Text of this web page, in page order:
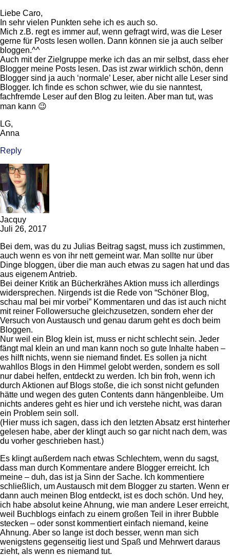
Liebe Caro,
In sehr vielen Punkten sehe ich es auch so.
Mich z.B. regt es immer auf, wenn gefragt wird, was die Leser
gerne für Posts lesen wollen. Dann können sie ja auch selber
bloggen.^^
Auch mit der Zielgruppe merke ich das an mir selbst, dass eher
Blogger meine Posts lesen. Das ist zwar wirklich schön, denn
Blogger sind ja auch ‘normale’ Leser, aber nicht alle Leser sind
Blogger. Ich finde es schon schwer, wie du sie nanntest,
fachfremde Leser auf den Blog zu leiten. Aber man tut, was
man kann 😉
LG,
Anna
Reply
Jacquy
Juli 26, 2017
Bei dem, was du zu Julias Beitrag sagst, muss ich zustimmen,
auch wenn es von ihr nett gemeint war. Man sollte nur über
Dinge bloggen, über die man auch etwas zu sagen hat und das
aus eigenem Antrieb.
Bei deiner Kritik an Bücherkrähes Aktion muss ich allerdings
widersprechen. Nirgends ist die Rede von “Schöner Blog,
schau mal bei mir vorbei” Kommentaren und das ist auch nicht
mit reiner Followersuche gleichzusetzen, sondern eher der
Versuch von Austausch und genau darum geht es doch beim
Bloggen.
Nur weil ein Blog klein ist, muss er nicht schlecht sein. Jeder
fängt mal klein an und man kann noch so gute Inhalte haben –
es hilft nichts, wenn sie niemand findet. Es sollen ja nicht
wahllos Blogs in den Himmel gelobt werden, sondern es soll
nur dabei helfen, entdeckt zu werden. Ich bin froh, wenn ich
durch Aktionen auf Blogs stoße, die ich sonst nicht gefunden
hätte und wegen des guten Contents dann hängenbleibe. Um
nichts anderes geht es hier und ich verstehe nicht, was daran
ein Problem sein soll.
(Hier muss ich sagen, dass ich den letzten Absatz erst hinterher
gelesen habe, aber der klingt auch so gar nicht nach dem, was
du vorher geschrieben hast.)
Es klingt außerdem nach etwas Schlechtem, wenn du sagst,
dass man durch Kommentare andere Blogger erreicht. Ich
meine – duh, das ist ja Sinn der Sache. Ich kommentiere
schließlich, um Austausch mit dem Blogger zu starten. Wenn er
dann auch meinen Blog entdeckt, ist es doch schön. Und hey,
ich habe absolut keine Ahnung, wie man andere Leser erreicht,
weil Buchblogs einfach zu einem großen Teil in ihrer Bubble
stecken – oder sonst kommentiert einfach niemand, keine
Ahnung. Aber so lange ist doch besser, wenn man sich
wenigstens gegenseitig liest und Spaß und Mehrwert daraus
zieht, als wenn es niemand tut.